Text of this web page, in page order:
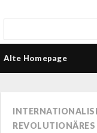
Alte Homepage